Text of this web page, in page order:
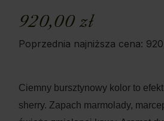
920,00zł
Poprzednia najniższa cena:
Ciemny bursztynowy kolor to
sherry. Zapach marmolady,